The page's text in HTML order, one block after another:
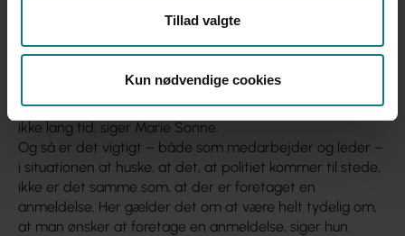
Tillad valgte
Kun nødvendige cookies
for at anmelde en episode til politiet, er for kort.
– Der er rigtig mange ting, man skal foretage sig, og ting,
man som ramt medarbejder eller kollega kan være
meget ramt og berørt af situationen. I det lys er 72 timer
ikke lang tid, siger Marie Sonne.
Og så er det vigtigt – både som medarbejder og leder –
i situationen at huske, at det, at politiet kommer til stede,
ikke er det samme som, at der er foretaget en
anmeldelse. Her gælder det om at være helt tydelig om,
at man ønsker at foretage en anmeldelse, siger hun.